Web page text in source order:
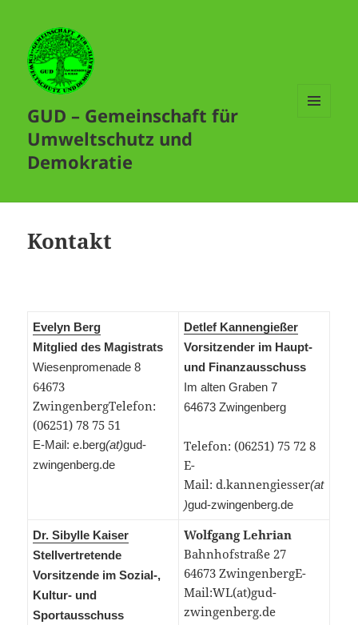
GUD – Gemeinschaft für
Umweltschutz und
Demokratie
Kontakt
Evelyn Berg
Mitglied des Magistrats
Wiesenpromenade 8
64673
ZwingenbergTelefon:
(06251) 78 75 51
E-Mail: e.berg(at)gud-
zwingenberg.de
Detlef Kannengießer
Vorsitzender im Haupt-
und Finanzausschuss
Im alten Graben 7
64673 Zwingenberg
Telefon: (06251) 75 72 8
E-
Mail: d.kannengiesser(at
)gud-zwingenberg.de
Dr. Sibylle Kaiser
Stellvertretende
Vorsitzende im Sozial-,
Kultur- und
Sportausschuss
Wolfgang Lehrian
Bahnhofstraße 27
64673 ZwingenbergE-
Mail:WL(at)gud-
zwingenberg.de